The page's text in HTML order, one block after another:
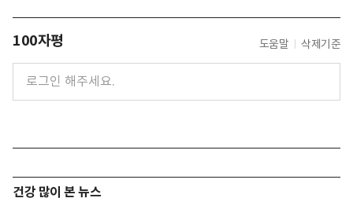
100자평 도움말 삭제기준
건강 많이 본 뉴스